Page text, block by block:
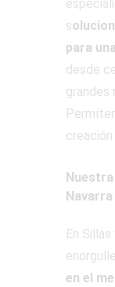
s
para
desde
grandes
Navarra
En
en el